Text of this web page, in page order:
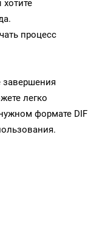
процесс
завершения
легко
формате DIF